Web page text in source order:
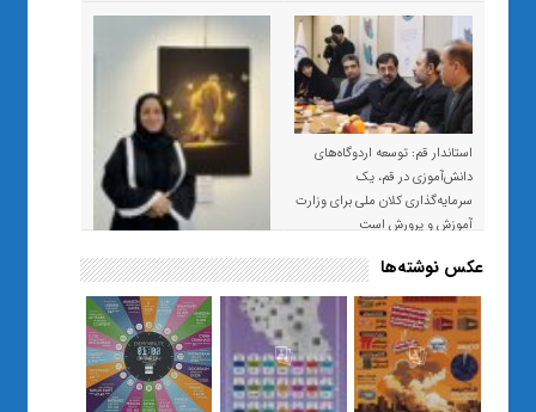
استاندار قم: توسعه اردوگاه‌های
دانش‌آموزی در قم، یک
سرمایه‌گذاری کلان ملی برای وزارت
آموزش و پرورش است
«صبر و اعتماد؛ روایت معلمی که
نسل Z را از بی‌هدفی به خودباوری
رساند / از یک کلاس ساده در قم تا
حضور مشترک معلم و هنرجویان
در مهم‌ترین گالری قرآنی هوش
مصنوعی تهران
عکس نوشته‌ها